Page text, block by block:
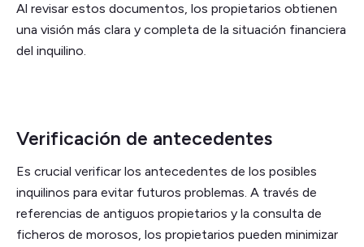
Al revisar estos documentos, los propietarios obtienen
una visión más clara y completa de la situación financiera
del inquilino.
Verificación de antecedentes
Es crucial verificar los antecedentes de los posibles
inquilinos para evitar futuros problemas. A través de
referencias de antiguos propietarios y la consulta de
ficheros de morosos, los propietarios pueden minimizar